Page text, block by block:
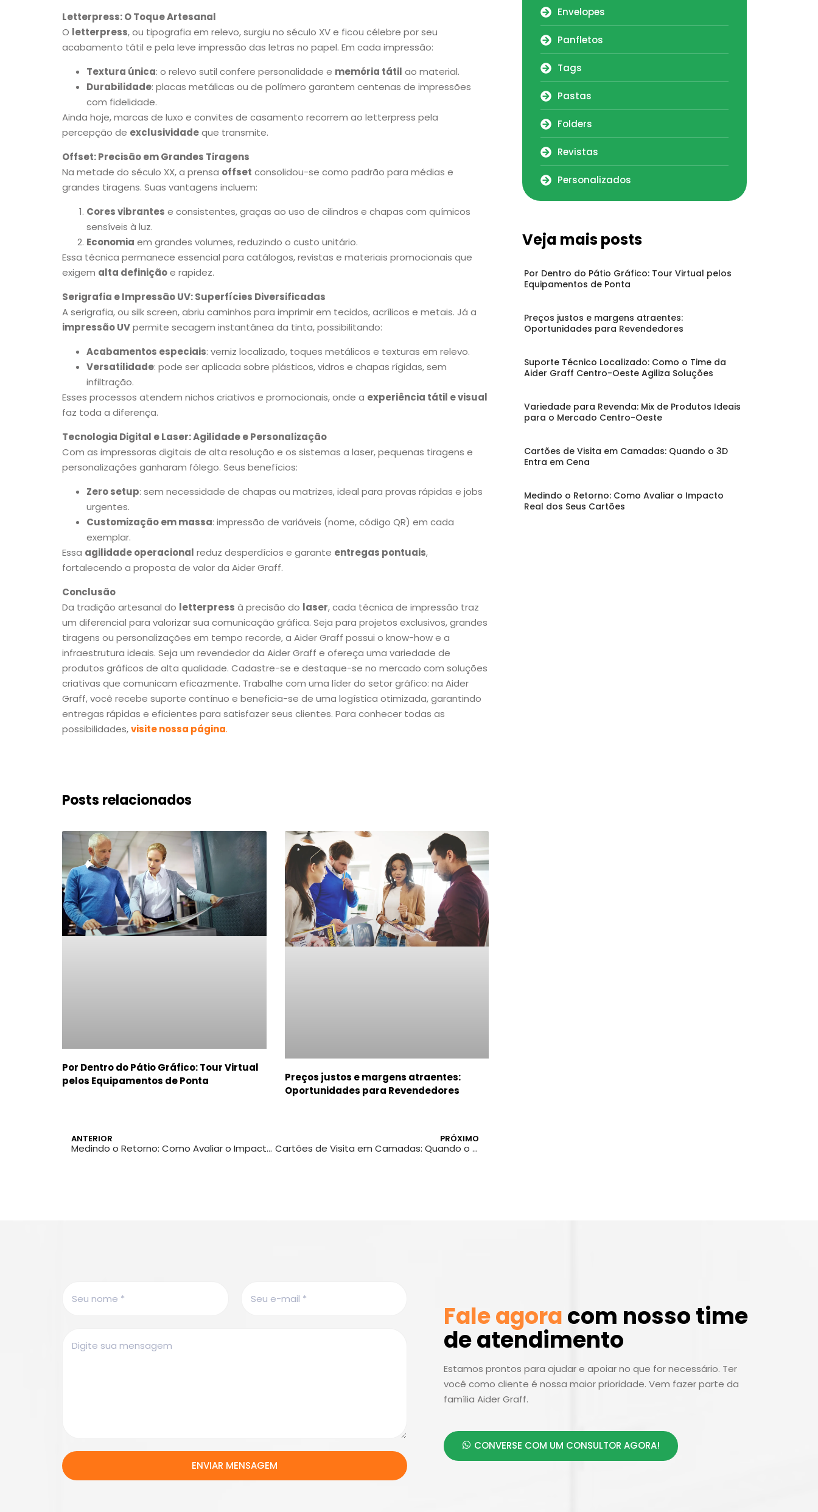
Letterpress: O Toque Artesanal
O letterpress, ou tipografia em relevo, surgiu no século XV e ficou célebre por seu
acabamento tátil e pela leve impressão das letras no papel. Em cada impressão:
Textura única: o relevo sutil confere personalidade e memória tátil ao material.
Durabilidade: placas metálicas ou de polímero garantem centenas de impressões
com fidelidade.
Ainda hoje, marcas de luxo e convites de casamento recorrem ao letterpress pela
percepção de exclusividadeque transmite.
Offset: Precisão em Grandes Tiragens
Na metade do século XX, a prensa offset consolidou-se como padrão para médias e
grandes tiragens. Suas vantagens incluem:
Cores vibrantes e consistentes, graças ao uso de cilindros e chapas com químicos
sensíveis à luz.
Economia em grandes volumes, reduzindo o custo unitário.
Essa técnica permanece essencial para catálogos, revistas e materiais promocionais que
exigem alta definiçãoe rapidez.
Serigrafia e Impressão UV: Superfícies Diversificadas
A serigrafia, ou silk screen, abriu caminhos para imprimir em tecidos, acrílicos e metais. Já a
impressão UVpermite secagem instantânea da tinta, possibilitando:
Acabamentos especiais: verniz localizado, toques metálicos e texturas em relevo.
Versatilidade: pode ser aplicada sobre plásticos, vidros e chapas rígidas, sem
infiltração.
Esses processos atendem nichos criativos e promocionais, onde a experiência tátil e visual
faz toda a diferença.
Tecnologia Digital e Laser: Agilidade e Personalização
Com as impressoras digitais de alta resolução e os sistemas a laser, pequenas tiragens e
personalizações ganharam fôlego. Seus benefícios:
Zero setup: sem necessidade de chapas ou matrizes, ideal para provas rápidas e jobs
urgentes.
Customização em massa: impressão de variáveis (nome, código QR) em cada
exemplar.
Essa agilidade operacional reduz desperdícios e garante entregas pontuais,
fortalecendo a proposta de valor da Aider Graff.
Conclusão
Da tradição artesanal do letterpress à precisão do laser, cada técnica de impressão traz
um diferencial para valorizar sua comunicação gráfica. Seja para projetos exclusivos, grandes
tiragens ou personalizações em tempo recorde, a Aider Graff possui o know-how e a
infraestrutura ideais. Seja um revendedor da Aider Graff e ofereça uma variedade de
produtos gráficos de alta qualidade. Cadastre-se e destaque-se no mercado com soluções
criativas que comunicam eficazmente. Trabalhe com uma líder do setor gráfico: na Aider
Graff, você recebe suporte contínuo e beneficia-se de uma logística otimizada, garantindo
entregas rápidas e eficientes para satisfazer seus clientes. Para conhecer todas as
possibilidades,visite nossa página.
Posts relacionados
Por Dentro do Pátio Gráfico: Tour Virtual
pelos Equipamentos de Ponta
Preços justos e margens atraentes:
Oportunidades para Revendedores
ANTERIOR
Medindo o Retorno: Como Avaliar o Impacto Real dos Seus Cartões
PRÓXIMO
Cartões de Visita em Camadas: Quando o 3D Entra em Cena
Envelopes
Panfletos
Tags
Pastas
Folders
Revistas
Personalizados
Veja mais posts
Por Dentro do Pátio Gráfico: Tour Virtual pelos
Equipamentos de Ponta
Preços justos e margens atraentes:
Oportunidades para Revendedores
Suporte Técnico Localizado: Como o Time da
Aider Graff Centro-Oeste Agiliza Soluções
Variedade para Revenda: Mix de Produtos Ideais
para o Mercado Centro-Oeste
Cartões de Visita em Camadas: Quando o 3D
Entra em Cena
Medindo o Retorno: Como Avaliar o Impacto
Real dos Seus Cartões
ENVIAR MENSAGEM
Fale agoracom nosso time
de atendimento
Estamos prontos para ajudar e apoiar no que for necessário. Ter
você como cliente é nossa maior prioridade. Vem fazer parte da
família Aider Graff.
CONVERSE COM UM CONSULTOR AGORA!